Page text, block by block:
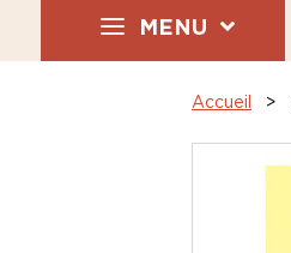
MENU
Accueil